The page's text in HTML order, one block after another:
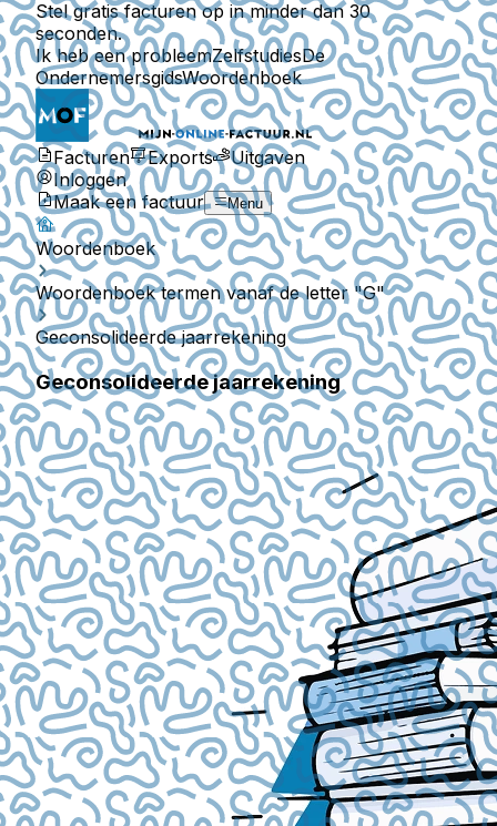
Stel gratis facturen op in minder dan 30
seconden.
Ik heb een probleemZelfstudiesDe
OndernemersgidsWoordenboek
Facturen Exports
Uitgaven
Inloggen
Maak een factuur
Menu
Woordenboek
Woordenboek termen vanaf de letter "G"
Geconsolideerde jaarrekening
Geconsolideerde jaarrekening